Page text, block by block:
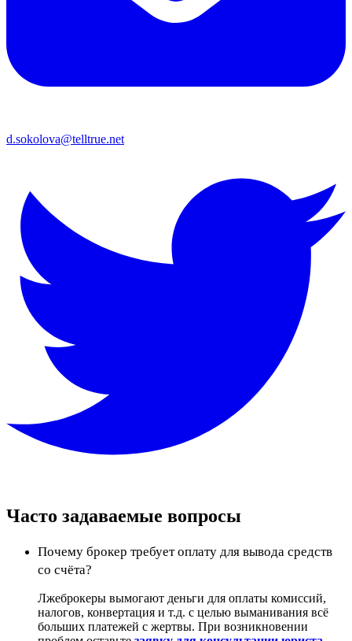
d.sokolova@telltrue.net
Часто задаваемые вопросы
Почему брокер требует оплату для вывода средств
со счёта?
Лжеброкеры вымогают деньги для оплаты комиссий,
налогов, конвертация и т.д. с целью выманивания всё
больших платежей с жертвы. При возникновении